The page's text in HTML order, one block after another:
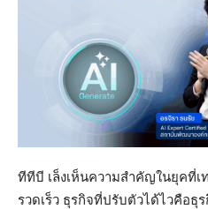
ทีทีบี เล็งเห็นความสำคัญในยุคที่เ
รวดเร็ว ธุรกิจที่ปรับตัวได้ไวคือธุ